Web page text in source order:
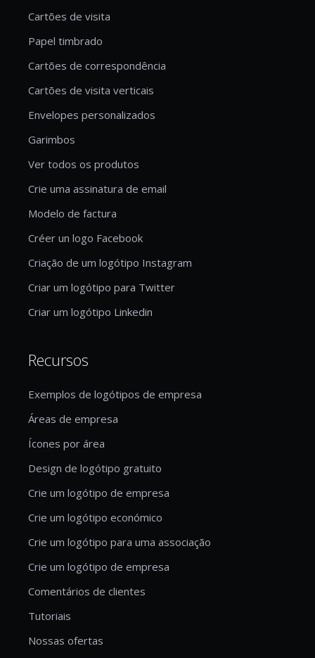
Cartões de visita
Papel timbrado
Cartões de correspondência
Cartões de visita verticais
Envelopes personalizados
Garimbos
Ver todos os produtos
Crie uma assinatura de email
Modelo de factura
Créer un logo Facebook
Criação de um logótipo Instagram
Criar um logótipo para Twitter
Criar um logótipo Linkedin
Recursos
Exemplos de logótipos de empresa
Áreas de empresa
Ícones por área
Design de logótipo gratuito
Crie um logótipo de empresa
Crie um logótipo económico
Crie um logótipo para uma associação
Crie um logótipo de empresa
Comentários de clientes
Tutoriais
Nossas ofertas